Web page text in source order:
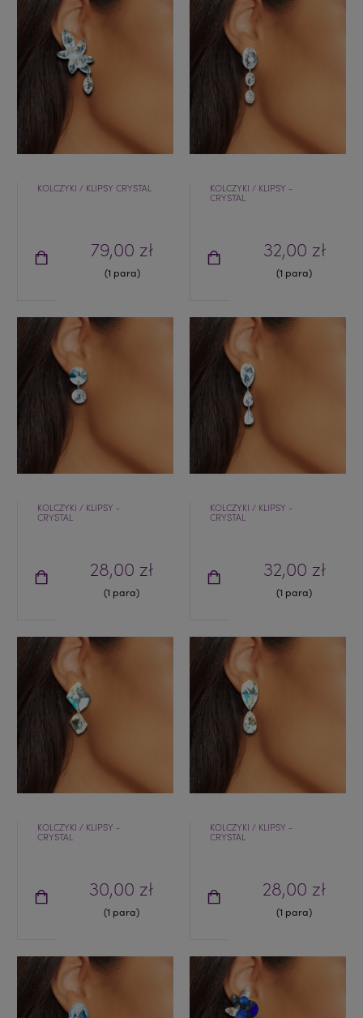
KOLCZYKI / KLIPSY CRYSTAL
79,00 zł
(1 para)
KOLCZYKI / KLIPSY -
CRYSTAL
32,00 zł
(1 para)
KOLCZYKI / KLIPSY -
CRYSTAL
28,00 zł
(1 para)
KOLCZYKI / KLIPSY -
CRYSTAL
32,00 zł
(1 para)
KOLCZYKI / KLIPSY -
CRYSTAL
30,00 zł
(1 para)
KOLCZYKI / KLIPSY -
CRYSTAL
28,00 zł
(1 para)